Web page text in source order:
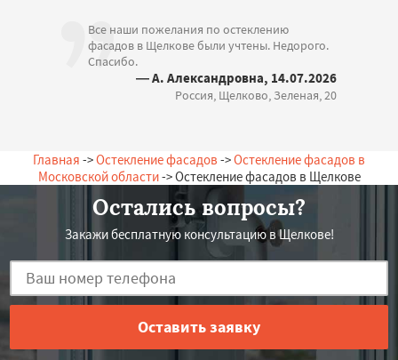
Все наши пожелания по остеклению
фасадов в Щелкове были учтены. Недорого.
Спасибо.
— А. Александровна, 14.07.2026
Россия, Щелково, Зеленая, 20
Главная ->Остекление фасадов ->Остекление фасадов в
Московской области-> Остекление фасадов в Щелкове
Остались вопросы?
Закажи бесплатную консультацию в Щелкове!